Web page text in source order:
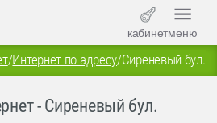
кабинетменю
/Интернет по адресу/Сиреневый бул.
- Сиреневый бул.